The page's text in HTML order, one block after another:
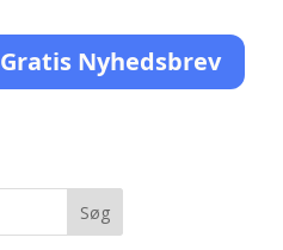
Gratis Nyhedsbrev
Søg